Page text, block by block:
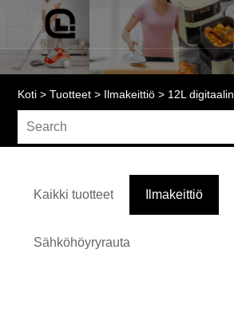
Koti > Tuotteet > Ilmakeittiö > 12L
Kaikki tuotteet Ilmakeittiö
Sähköhöyryrauta